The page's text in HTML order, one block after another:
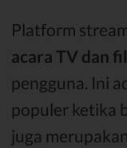
Platform
acara TV dan
pengguna. Ini
populer ketika
juga